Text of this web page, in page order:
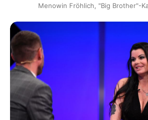
Menowin Fröhlich, "Big Brother"-